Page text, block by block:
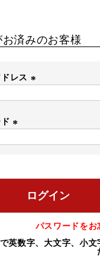
済みのお客様
レス
ド
)
ログイン
パスワードをお
英数字、大文字、小文